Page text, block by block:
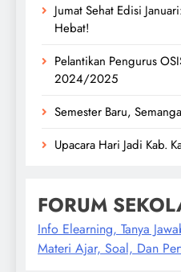
Jumat Sehat Edisi
Hebat!
Pelantikan Pengurus
2024/2025
Semester Baru,
Upacara Hari Jadi Kab.
FORUM
Info Elearning, Tanya
Materi Ajar, Soal, Dan